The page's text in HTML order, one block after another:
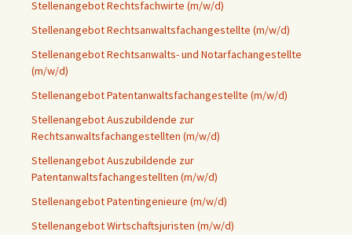
Stellenangebot Rechtsfachwirte (m/w/d)
Stellenangebot Rechtsanwaltsfachangestellte (m/w/d)
Stellenangebot Rechtsanwalts- und Notarfachangestellte
(m/w/d)
Stellenangebot Patentanwaltsfachangestellte (m/w/d)
Stellenangebot Auszubildende zur
Rechtsanwaltsfachangestellten (m/w/d)
Stellenangebot Auszubildende zur
Patentanwaltsfachangestellten (m/w/d)
Stellenangebot Patentingenieure (m/w/d)
Stellenangebot Wirtschaftsjuristen (m/w/d)